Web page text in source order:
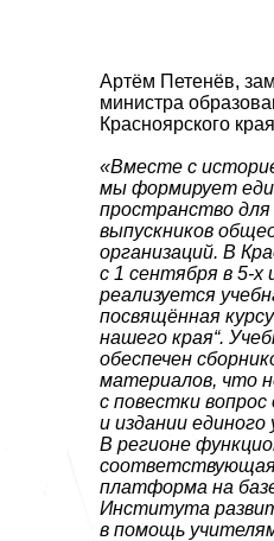
Артём Петенёв,
министра
Красноярского
«Вместе с
мы формирует
пространство для
выпускников
организаций. В
с 1 сентября в 5-х
реализуется
посвящённая
нашего края“.
обеспечен
материалов, что
с повестки
и издании единого
В регионе
платформа на
Института
в помощь